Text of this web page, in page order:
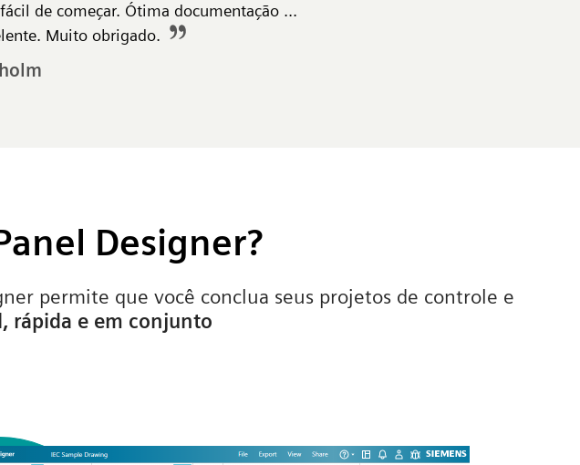
de começar. Ótima documentação ...
Muito obrigado.
Designer?
permite que você conclua seus projetos de controle e
rápida e em conjunto